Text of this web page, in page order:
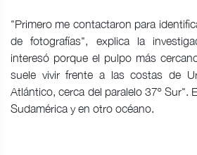
"Primero me contactaron para
de fotografías", explica la
interesó porque el pulpo más
suele vivir frente a las costas de
Atlántico, cerca del paralelo 37º Sur".
Sudamérica y en otro océano.